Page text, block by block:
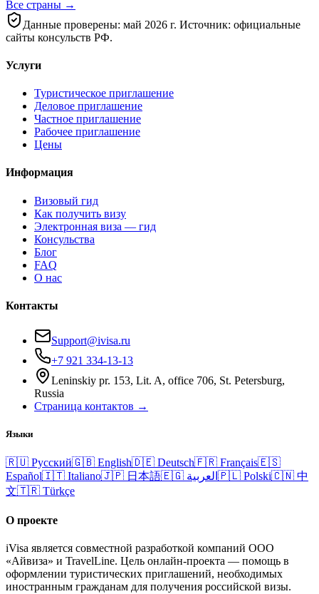
Все страны →
Данные проверены: май 2026 г. Источник: официальные
сайты консульств РФ.
Услуги
Туристическое приглашение
Деловое приглашение
Частное приглашение
Рабочее приглашение
Цены
Информация
Визовый гид
Как получить визу
Электронная виза — гид
Консульства
Блог
FAQ
О нас
Контакты
Support@ivisa.ru
+7 921 334-13-13
Leninskiy pr. 153, Lit. A, office 706, St. Petersburg,
Russia
Страница контактов →
Языки
🇷🇺 Русский🇬🇧 English🇩🇪 Deutsch🇫🇷 Français🇪🇸
Español🇮🇹 Italiano🇯🇵 日本語🇪🇬 العربية 🇵🇱 Polski🇨🇳 中
文🇹🇷 Türkçe
О проекте
iVisa является совместной разработкой компаний ООО
«Айвиза» и TravelLine. Цель онлайн-проекта — помощь в
оформлении туристических приглашений, необходимых
иностранным гражданам для получения российской визы.